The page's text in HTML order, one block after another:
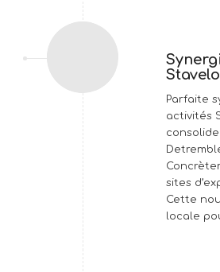
Parfaite
activités
sites
Cette
locale